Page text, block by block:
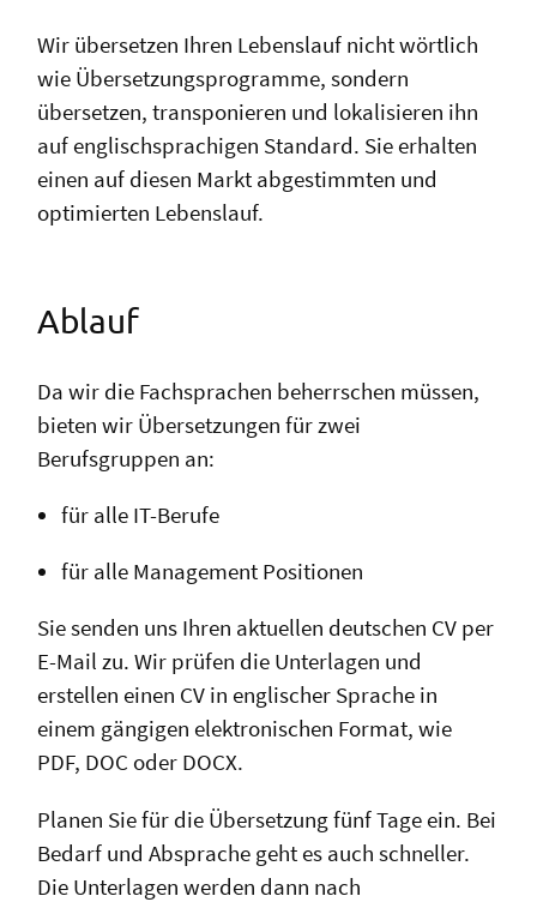
Wir übersetzen Ihren Lebenslauf nicht wörtlich
wie Übersetzungsprogramme, sondern
übersetzen, transponieren und lokalisieren ihn
auf englischsprachigen Standard. Sie erhalten
einen auf diesen Markt abgestimmten und
optimierten Lebenslauf.
Ablauf
Da wir die Fachsprachen beherrschen müssen,
bieten wir Übersetzungen für zwei
Berufsgruppen an:
für alle IT-Berufe
für alle Management Positionen
Sie senden uns Ihren aktuellen deutschen CV per
E-Mail zu. Wir prüfen die Unterlagen und
erstellen einen CV in englischer Sprache in
einem gängigen elektronischen Format, wie
PDF, DOC oder DOCX.
Planen Sie für die Übersetzung fünf Tage ein. Bei
Bedarf und Absprache geht es auch schneller.
Die Unterlagen werden dann nach